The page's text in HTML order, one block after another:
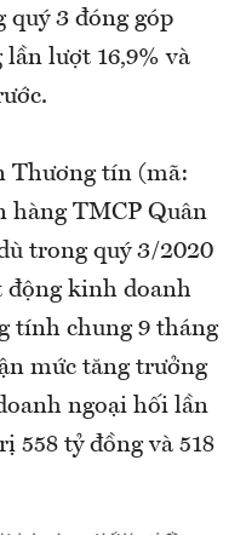
quý 3 đóng góp
lượt 16,9% và
Thương tín (mã:
hàng TMCP Quân
trong quý 3/2020
động kinh doanh
tính chung 9 tháng
mức tăng trưởng
ngoại hối lần
558 tỷ đồng và 518